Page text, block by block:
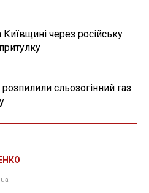
через російську
сльозогінний газ